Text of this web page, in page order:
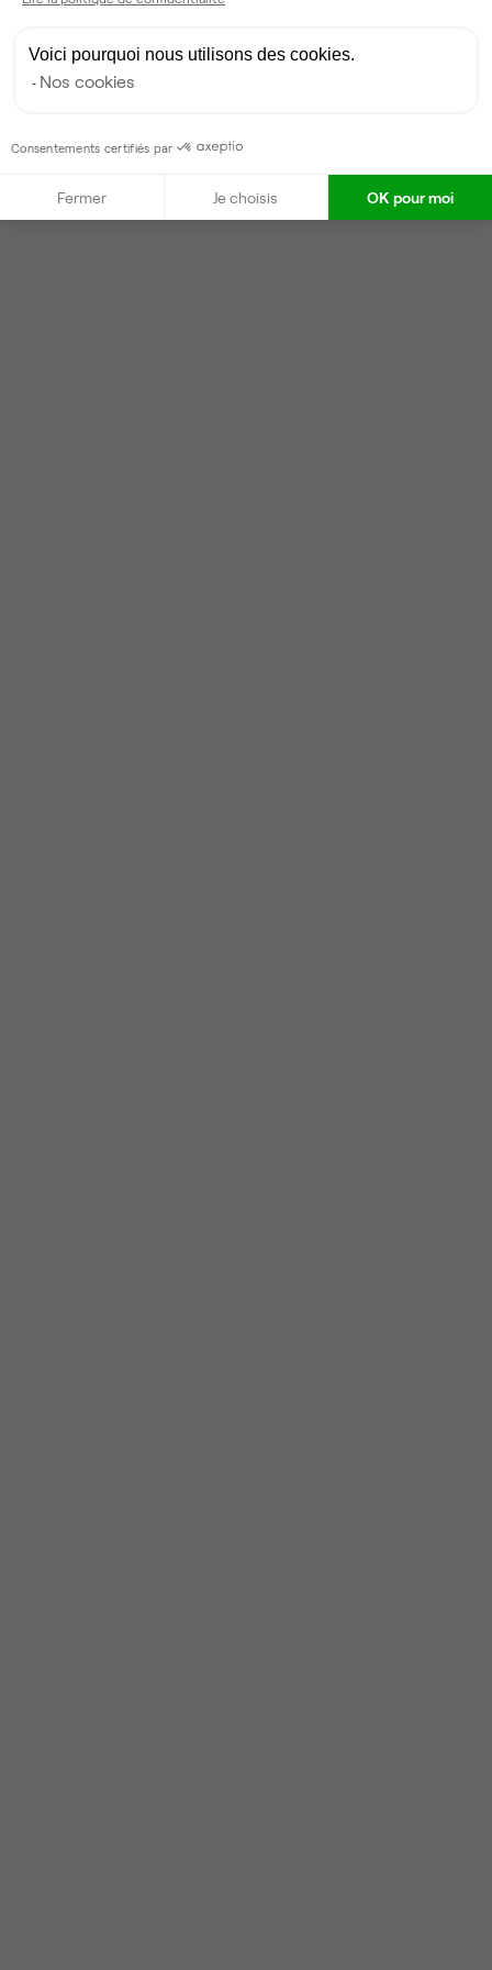
Voici pourquoi nous utilisons des cookies.
Nos cookies
Consentements certifiés par
Fermer Je choisis OK pour moi